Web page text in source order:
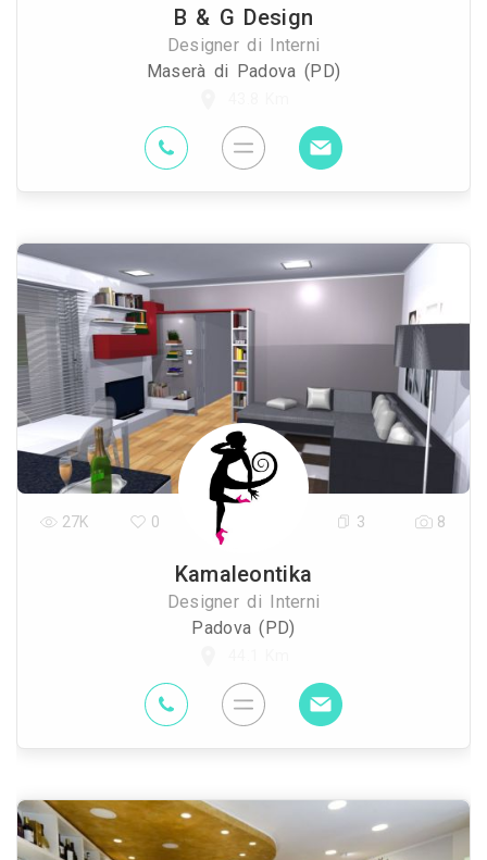
B & G Design
Designer di Interni
Maserà di Padova (PD)
Kamaleontika
Designer di Interni
Padova (PD)
27K 0 3 8